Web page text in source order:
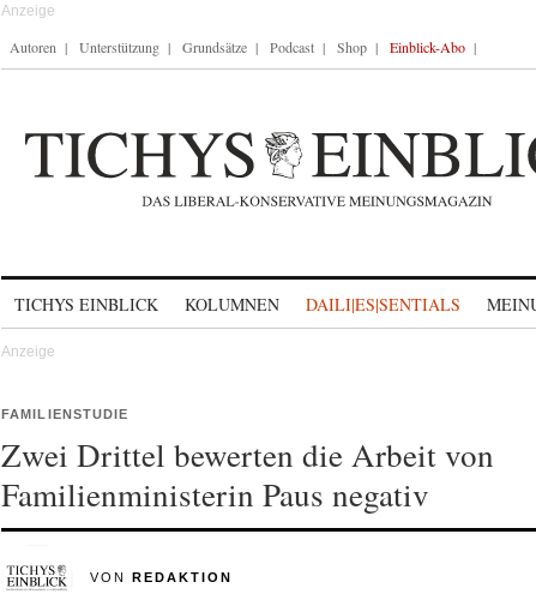
Autoren Unterstützung Grundsätze Podcast Shop Einblick-Abo
TICHYS EINBLICK KOLUMNEN DAILI|ES|SENTIALS
FAMILIENSTUDIE
Zwei Drittel bewerten die Arbeit von
Familienministerin Paus negativ
VON REDAKTION